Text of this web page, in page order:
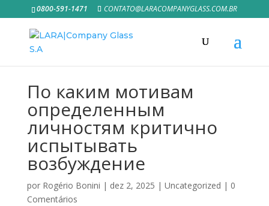
0800-591-1471 CONTATO@LARACOMPANYGLASS.COM.BR
По каким мотивам
определенным
личностям критично
испытывать
возбуждение
por Rogério Bonini | dez 2, 2025 | Uncategorized | 0
Comentários